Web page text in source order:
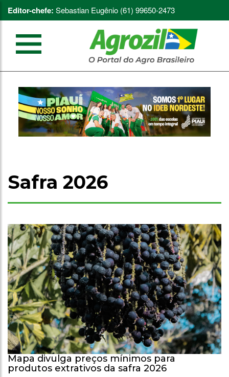
Editor-chefe: Sebastian Eugênio (61) 99650-2473
Safra 2026
Mapa divulga preços mínimos para
produtos extrativos da safra 2026